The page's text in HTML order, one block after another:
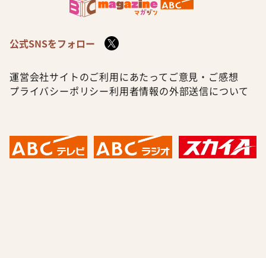
公式SNSをフォロー
運営会社サイトのご利用にあたって ご意見・ご感想
プライバシーポリシー利用者情報の外部送信について